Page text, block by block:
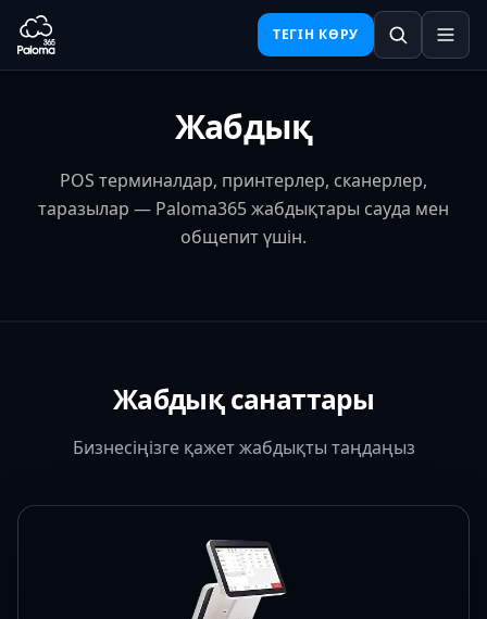
ТЕГІН КӨРУ
Жабдық
POS терминалдар, принтерлер, сканерлер,
таразылар — Paloma365 жабдықтары сауда мен
общепит үшін.
Жабдық санаттары
Бизнесіңізге қажет жабдықты таңдаңыз